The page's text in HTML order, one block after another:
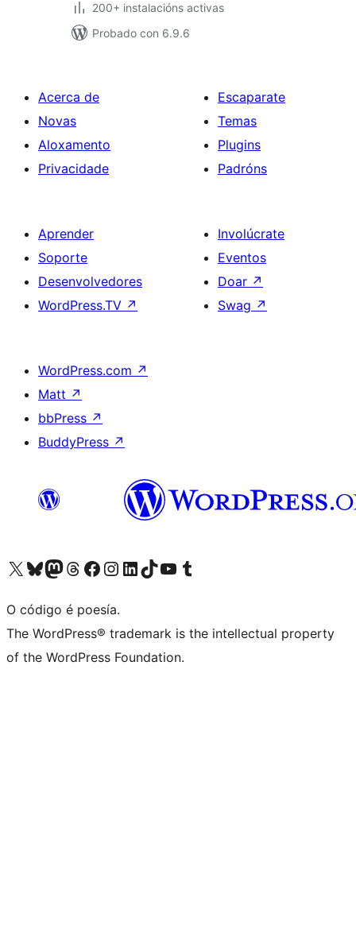
200+ instalacións activas
Probado con 6.9.6
Acerca de
Novas
Aloxamento
Privacidade
Escaparate
Temas
Plugins
Padróns
Aprender
Soporte
Desenvolvedores
WordPress.TV ↗
Involúcrate
Eventos
Doar ↗
Swag ↗
WordPress.com ↗
Matt ↗
bbPress ↗
BuddyPress ↗
Visita la cuenta de X (anteriormente Twitter)
Visita a nosa conta de Bluesky
Visita a nosa conta de Mastodon
Visita a nosa conta de Threads
Visita a nosa páxina de Facebook
Visita a nosa conta de Instagram
Visita a nosa conta de LinkedIn
Visita a nosa conta de TikTok
Visita a nosa canle de YouTube
Visita a nosa conta de Tumblr
O código é poesía.
The WordPress® trademark is the intellectual property
of the WordPress Foundation.